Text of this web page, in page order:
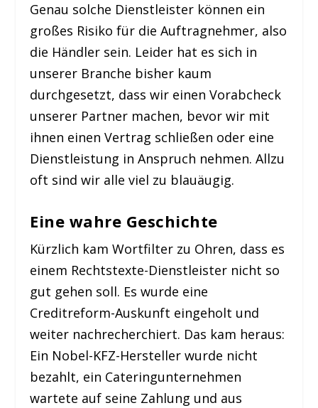
Genau solche Dienstleister können ein
großes Risiko für die Auftragnehmer, also
die Händler sein. Leider hat es sich in
unserer Branche bisher kaum
durchgesetzt, dass wir einen Vorabcheck
unserer Partner machen, bevor wir mit
ihnen einen Vertrag schließen oder eine
Dienstleistung in Anspruch nehmen. Allzu
oft sind wir alle viel zu blauäugig.
Eine wahre Geschichte
Kürzlich kam Wortfilter zu Ohren, dass es
einem Rechtstexte-Dienstleister nicht so
gut gehen soll. Es wurde eine
Creditreform-Auskunft eingeholt und
weiter nachrecherchiert. Das kam heraus:
Ein Nobel-KFZ-Hersteller wurde nicht
bezahlt, ein Cateringunternehmen
wartete auf seine Zahlung und aus